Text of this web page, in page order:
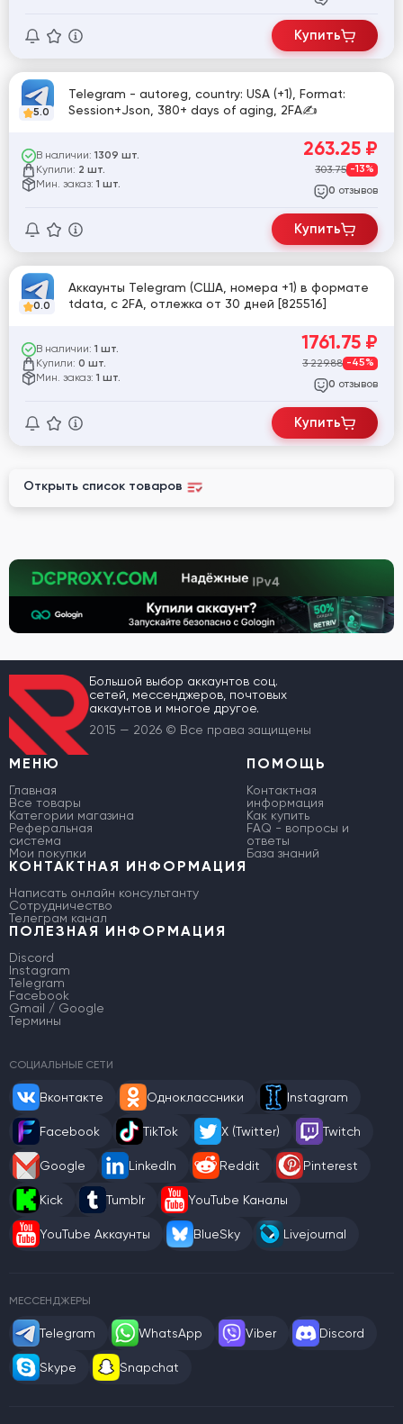
Купить
5.0
Telegram - autoreg, country: USA (+1), Format:
Session+Json, 380+ days of aging, 2FA✍
В наличии: 1309 шт.
Купили: 2 шт.
Мин. заказ: 1 шт.
263.25 ₽
303.75 -13%
0 отзывов
Купить
0.0
Аккаунты Telegram (США, номера +1) в формате
tdata, с 2FA, отлежка от 30 дней [825516]
В наличии: 1 шт.
Купили: 0 шт.
Мин. заказ: 1 шт.
1761.75 ₽
3 229.88 -45%
0 отзывов
Купить
Открыть список товаров
Большой выбор аккаунтов соц.
сетей, мессенджеров, почтовых
аккаунтов и многое другое.
2015 — 2026 © Все права защищены
МЕНЮ
Главная
Все товары
Категории магазина
Реферальная
система
Мои покупки
ПОМОЩЬ
Контактная
информация
Как купить
FAQ - вопросы и
ответы
База знаний
КОНТАКТНАЯ ИНФОРМАЦИЯ
Написать онлайн консультанту
Сотрудничество
Телеграм канал
ПОЛЕЗНАЯ ИНФОРМАЦИЯ
Discord
Instagram
Telegram
Facebook
Gmail / Google
Термины
СОЦИАЛЬНЫЕ СЕТИ
Вконтакте Одноклассники Instagram
Facebook TikTok X (Twitter) Twitch
Google LinkedIn Reddit Pinterest
Kick Tumblr YouTube Каналы
YouTube Аккаунты BlueSky Livejournal
МЕССЕНДЖЕРЫ
Telegram WhatsApp Viber Discord
Skype Snapchat